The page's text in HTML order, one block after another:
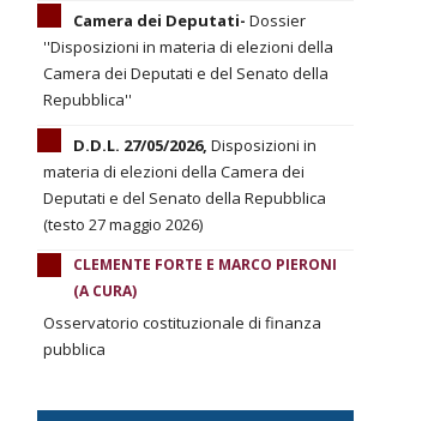
Camera dei Deputati- Dossier
''Disposizioni in materia di elezioni della
Camera dei Deputati e del Senato della
Repubblica''
D.D.L. 27/05/2026, Disposizioni in
materia di elezioni della Camera dei
Deputati e del Senato della Repubblica
(testo 27 maggio 2026)
CLEMENTE FORTE E MARCO PIERONI
(A CURA)
Osservatorio costituzionale di finanza
pubblica